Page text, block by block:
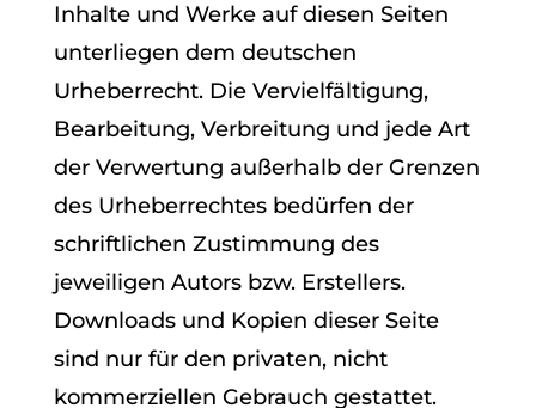
Inhalte und Werke auf diesen Seiten
unterliegen dem deutschen
Urheberrecht. Die Vervielfältigung,
Bearbeitung, Verbreitung und jede Art
der Verwertung außerhalb der Grenzen
des Urheberrechtes bedürfen der
schriftlichen Zustimmung des
jeweiligen Autors bzw. Erstellers.
Downloads und Kopien dieser Seite
sind nur für den privaten, nicht
kommerziellen Gebrauch gestattet.